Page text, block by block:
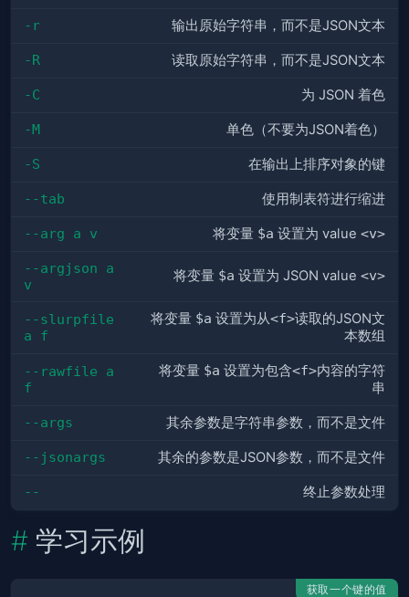
-r 输出原始字符串，而不是JSON文本
-R 读取原始字符串，而不是JSON文本
-C 为 JSON 着色
-M 单色（不要为JSON着色）
-S 在输出上排序对象的键
--tab 使用制表符进行缩进
--arg a v 将变量 $a 设置为 value <v>
--argjson a
v
将变量 $a 设置为 JSON value <v>
--slurpfile
a f
将变量 $a 设置为从<f>读取的JSON文
本数组
--rawfile a
f
将变量 $a 设置为包含<f>内容的字符
串
--args 其余参数是字符串参数，而不是文件
--jsonargs 其余的参数是JSON参数，而不是文件
-- 终止参数处理
学习示例
获取一个键的值